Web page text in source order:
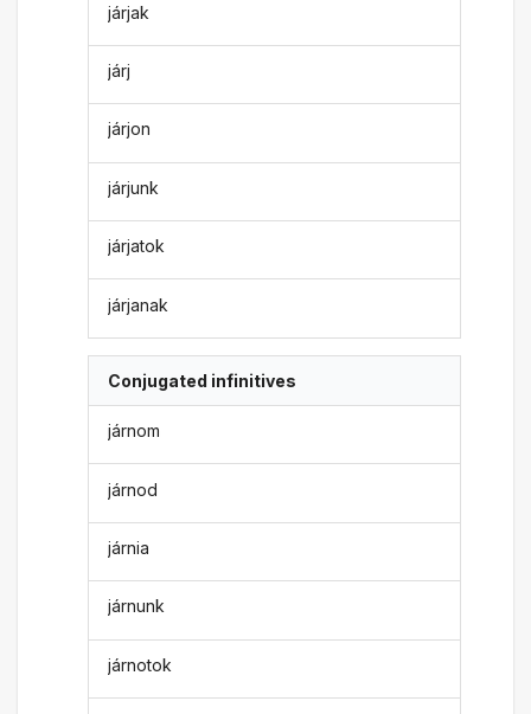
járjak
járj
járjon
járjunk
járjatok
járjanak
Conjugated infinitives
járnom
járnod
járnia
járnunk
járnotok